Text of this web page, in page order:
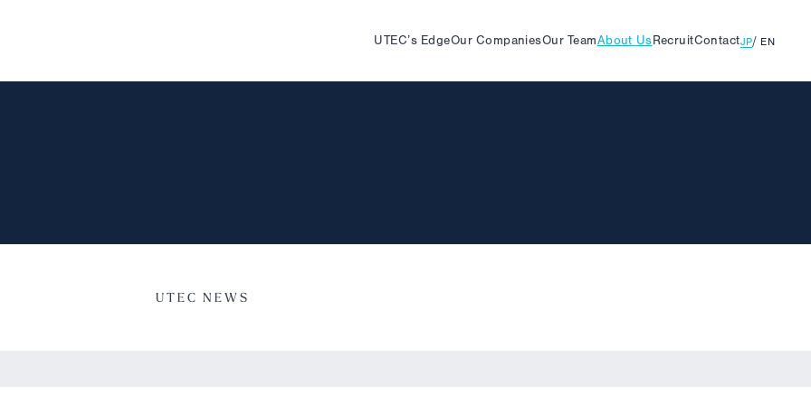
UTEC’s EdgeOur CompaniesOur TeamAbout UsRecruitContactJP EN
UTEC NEWS